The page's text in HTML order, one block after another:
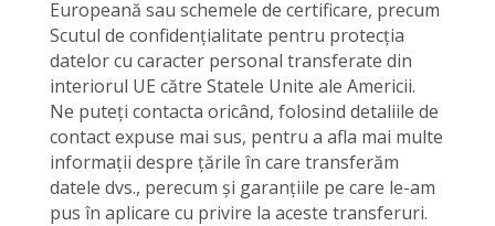
Europeană sau schemele de certificare, precum
Scutul de confidențialitate pentru protecția
datelor cu caracter personal transferate din
interiorul UE către Statele Unite ale Americii.
Ne puteți contacta oricând, folosind detaliile de
contact expuse mai sus, pentru a afla mai multe
informații despre țările în care transferăm
datele dvs., perecum și garanțiile pe care le-am
pus în aplicare cu privire la aceste transferuri.